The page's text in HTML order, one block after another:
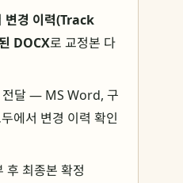
변경 이력(Track
DOCX로 교정본 다
전달 — MS Word, 구
에서 변경 이력 확인
후 최종본 확정